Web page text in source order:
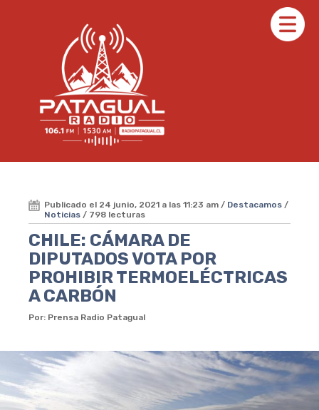
Publicado el 24 junio, 2021 a las 11:23 am / Destacamos /
Noticias / 798 lecturas
CHILE: CÁMARA DE
DIPUTADOS VOTA POR
PROHIBIR TERMOELÉCTRICAS
A CARBÓN
Por: Prensa Radio Patagual